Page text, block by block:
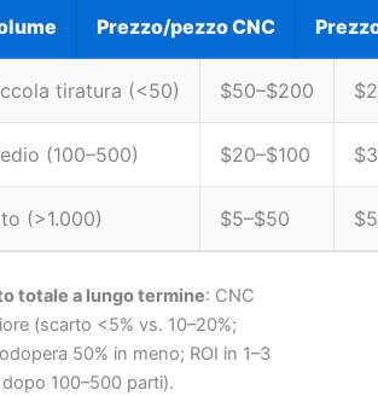
Prezzo/pezzo CNC
tiratura (<50) $50–$200
(100–500) $20–$100
(>1.000) $5–$50
totale a lungo termine: CNC
(scarto <5% vs. 10–20%;
50% in meno; ROI in 1–3
100–500 parti).